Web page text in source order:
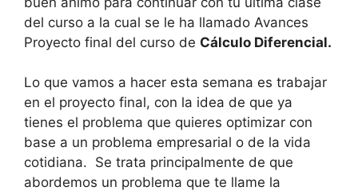
del curso a la cual se le ha llamado Avances
Proyecto final del curso de Cálculo Diferencial.
Lo que vamos a hacer esta semana es trabajar
en el proyecto final, con la idea de que ya
tienes el problema que quieres optimizar con
base a un problema empresarial o de la vida
cotidiana. Se trata principalmente de que
abordemos un problema que te llame la